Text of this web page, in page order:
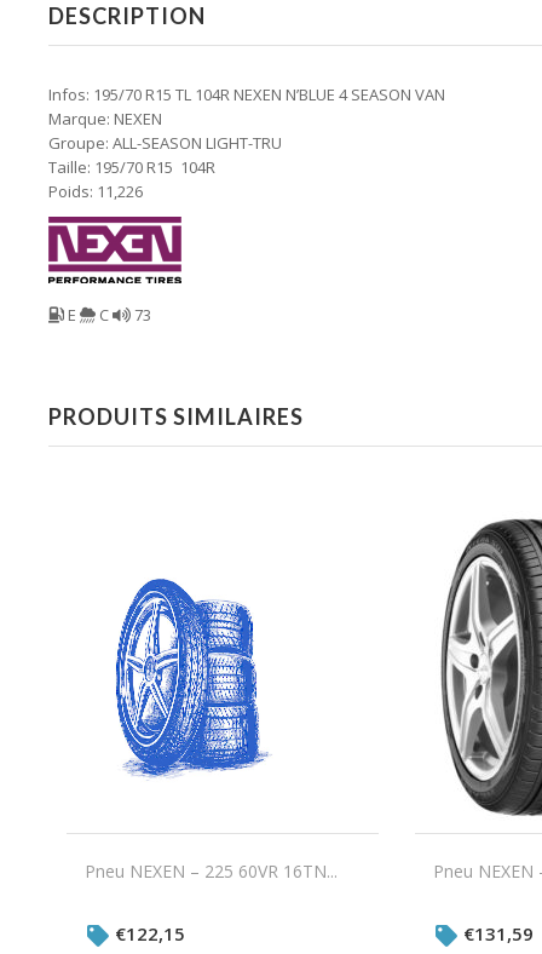
DESCRIPTION
Infos: 195/70 R15 TL 104R NEXEN N’BLUE 4 SEASON VAN
Marque: NEXEN
Groupe: ALL-SEASON LIGHT-TRU
Taille: 195/70 R15 104R
Poids: 11,226
E C 73
PRODUITS SIMILAIRES
Pneu NEXEN – 225 60VR 16TN...
€122,15
Pneu NEXEN
€131,59